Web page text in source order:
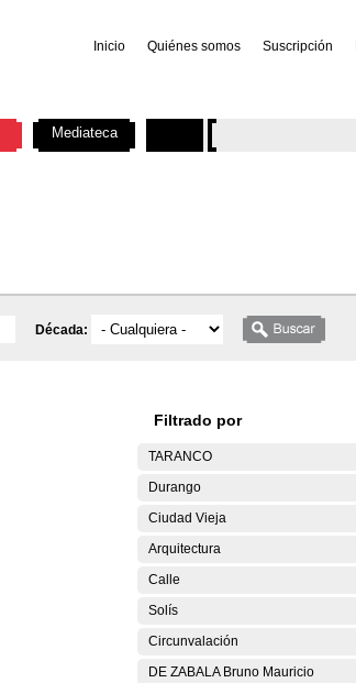
Inicio Quiénes somos Suscripción
Década:
Filtrado por
TARANCO
Durango
Ciudad Vieja
Arquitectura
Calle
Solís
Circunvalación
DE ZABALA Bruno Mauricio
Mediateca